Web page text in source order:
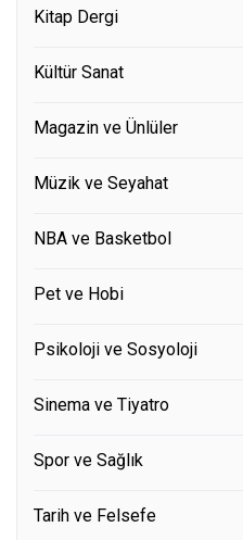
Kitap Dergi
Kültür Sanat
Magazin ve Ünlüler
Müzik ve Seyahat
NBA ve Basketbol
Pet ve Hobi
Psikoloji ve Sosyoloji
Sinema ve Tiyatro
Spor ve Sağlık
Tarih ve Felsefe